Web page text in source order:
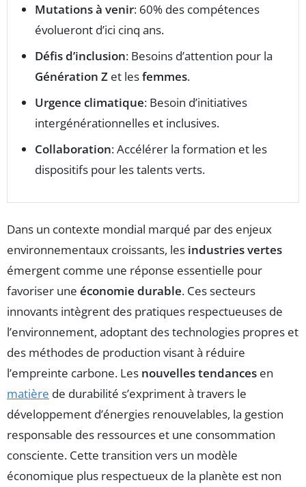
Mutations à venir: 60% des compétences
évolueront d’ici cinq ans.
Défis d’inclusion: Besoins d’attention pour la
Génération Z et lesfemmes.
Urgence climatique: Besoin d’initiatives
intergénérationnelles et inclusives.
Collaboration: Accélérer la formation et les
dispositifs pour les talents verts.
Dans un contexte mondial marqué par des enjeux
environnementaux croissants, les industries vertes
émergent comme une réponse essentielle pour
favoriser une économie durable. Ces secteurs
innovants intègrent des pratiques respectueuses de
l’environnement, adoptant des technologies propres et
des méthodes de production visant à réduire
l’empreinte carbone. Les nouvelles tendances en
matière de durabilité s’expriment à travers le
développement d’énergies renouvelables, la gestion
responsable des ressources et une consommation
consciente. Cette transition vers un modèle
économique plus respectueux de la planète est non